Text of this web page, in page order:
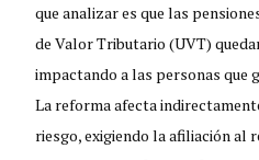
que analizar es que las
de Valor Tributario (UVT)
impactando a las personas que
La reforma afecta
riesgo, exigiendo la afiliación al